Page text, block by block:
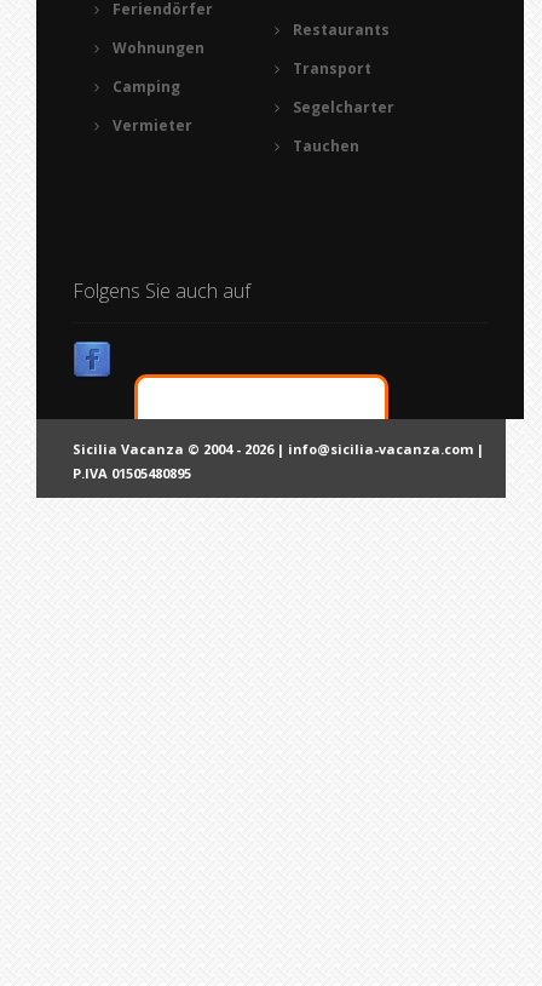
Feriendörfer
Wohnungen
Camping
Vermieter
Restaurants
Transport
Segelcharter
Tauchen
Folgens Sie auch auf
Sicilia Vacanza © 2004 - 2026 | info@sicilia-vacanza.com |
P.IVA 01505480895